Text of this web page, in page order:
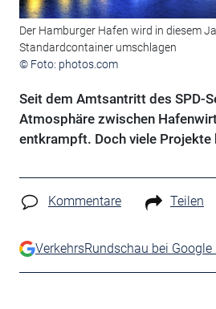
Der Hamburger Hafen wird in diesem
Standardcontainer umschlagen
© Foto: photos.com
Seit dem Amtsantritt des SPD-
Atmosphäre zwischen
entkrampft. Doch viele Projekte
Kommentare Teilen
VerkehrsRundschau bei Google